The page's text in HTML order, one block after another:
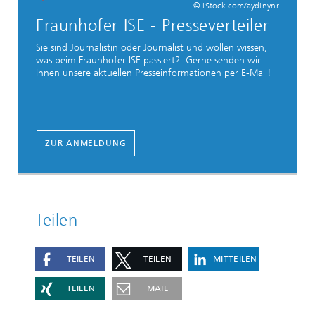
© iStock.com/aydinynr
Fraunhofer ISE - Presseverteiler
Sie sind Journalistin oder Journalist und wollen wissen,
was beim Fraunhofer ISE passiert? Gerne senden wir
Ihnen unsere aktuellen Presseinformationen per E-Mail!
ZUR ANMELDUNG
Teilen
TEILEN TEILEN MITTEILEN
TEILEN MAIL